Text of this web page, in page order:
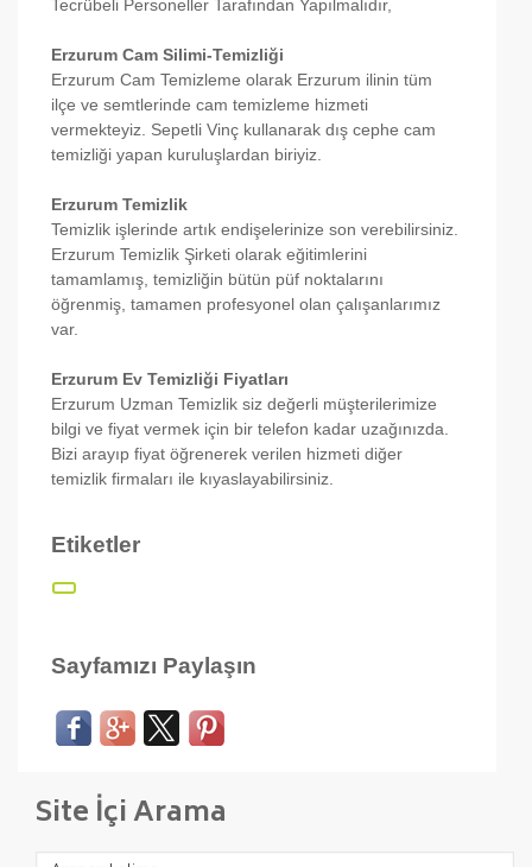
Tecrübeli Personeller Tarafından Yapılmalıdır,
Erzurum Cam Silimi-Temizliği
Erzurum Cam Temizleme olarak Erzurum ilinin tüm
ilçe ve semtlerinde cam temizleme hizmeti
vermekteyiz. Sepetli Vinç kullanarak dış cephe cam
temizliği yapan kuruluşlardan biriyiz.
Erzurum Temizlik
Temizlik işlerinde artık endişelerinize son verebilirsiniz.
Erzurum Temizlik Şirketi olarak eğitimlerini
tamamlamış, temizliğin bütün püf noktalarını
öğrenmiş, tamamen profesyonel olan çalışanlarımız
var.
Erzurum Ev Temizliği Fiyatları
Erzurum Uzman Temizlik siz değerli müşterilerimize
bilgi ve fiyat vermek için bir telefon kadar uzağınızda.
Bizi arayıp fiyat öğrenerek verilen hizmeti diğer
temizlik firmaları ile kıyaslayabilirsiniz.
Etiketler
Sayfamızı Paylaşın
Site İçi Arama